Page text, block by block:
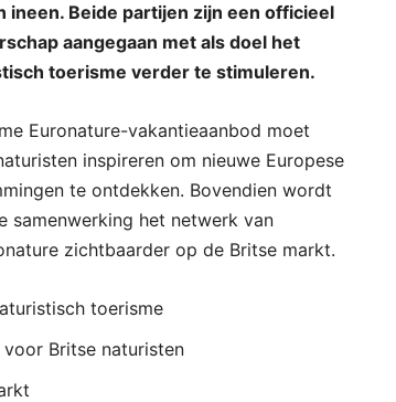
ineen. Beide partijen zijn een officieel
aangegaan met als doel het
toerisme verder te stimuleren.
Euronature-vakantieaanbod moet
inspireren om nieuwe Europese
te ontdekken. Bovendien wordt
samenwerking het netwerk van
zichtbaarder op de Britse markt.
toerisme
Britse naturisten